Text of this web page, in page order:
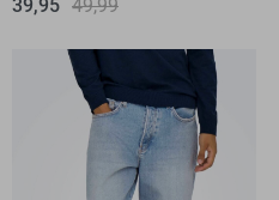
39,95 49,99